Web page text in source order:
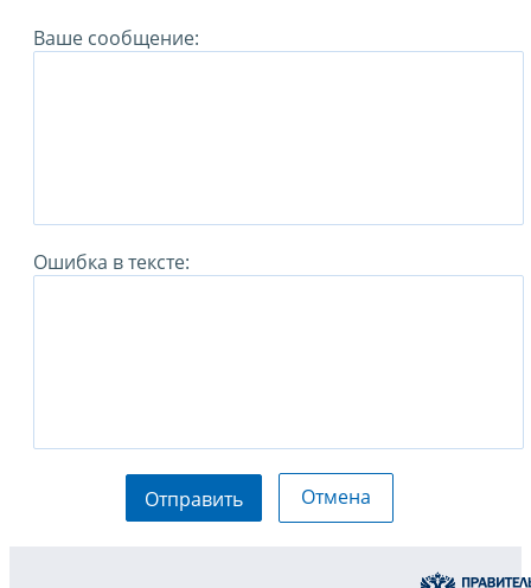
Ваше сообщение:
Ошибка в тексте:
Отправить Отмена